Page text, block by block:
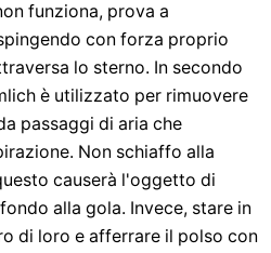
funziona, prova a
con forza proprio
lo sterno. In secondo
è utilizzato per rimuovere
passaggi di aria che
Non schiaffo alla
causerà l'oggetto di
alla gola. Invece, stare in
di loro e afferrare il polso con